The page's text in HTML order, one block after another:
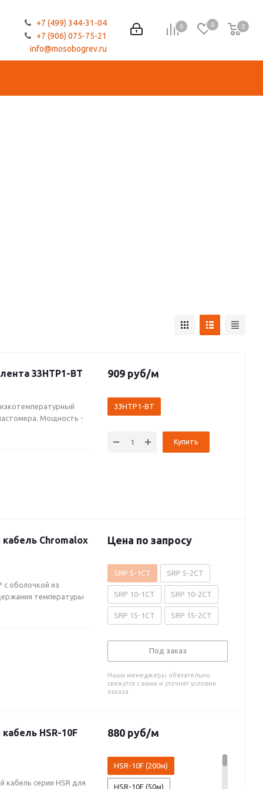
0 0 0
0
+7 (499) 344-31-04
+7 (906) 075-75-21
info@mosobogrev.ru
33НТР1-ВТ
Мощность -
909 руб/м
33НТР1-ВТ
Купить
Chromalox
с оболочкой из
температуры
Цена по запросу
SRP 5-1CT SRP 5-2CT
SRP 10-1CT SRP 10-2CT
SRP 15-1CT SRP 15-2CT
Под заказ
Наши менеджеры обязательно
свяжутся с вами и уточнят условия
заказа
HSR-10F
кабель серии HSR для
880 руб/м
HSR-10F (200м)
HSR-10F (50м)